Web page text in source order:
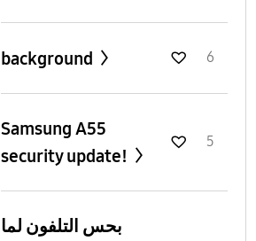
background 6
Samsung A55
security update!
5
بحس التلفون لما